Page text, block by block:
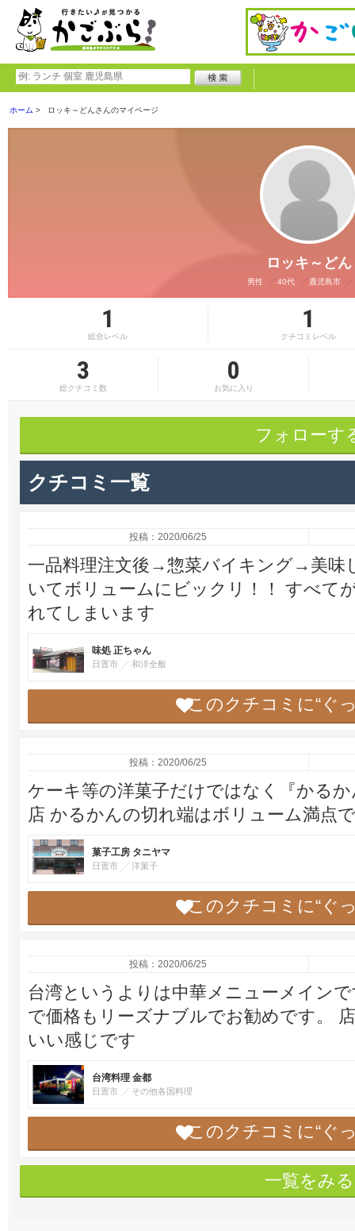
ホーム ロッキ～どんさんのマイページ
ロッキ～どん
男性 40代 鹿児島市
1
総合レベル
1
クチコミレベル
3
総クチコミ数
0
お気に入り
フォローす
クチコミ一覧
投稿：2020/06/25
一品料理注文後→惣菜バイキング→美味
いてボリュームにビックリ！！ すべて
れてしまいます
味処 正ちゃん
日置市 和洋全般
このクチコミに“ぐ
投稿：2020/06/25
ケーキ等の洋菓子だけではなく『かる
店 かるかんの切れ端はボリューム満点
菓子工房 タニヤマ
日置市 洋菓子
このクチコミに“ぐ
投稿：2020/06/25
台湾というよりは中華メニューメイン
で価格もリーズナブルでお勧めです。
いい感じです
台湾料理 金都
日置市 その他各国料理
このクチコミに“ぐ
一覧をみる